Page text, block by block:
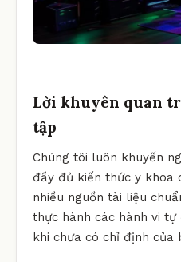
Lời khuyên quan
tập
Chúng tôi luôn khuyến
đầy đủ kiến thức y khoa
nhiều nguồn tài liệu
thực hành các hành vi
khi chưa có chỉ định của